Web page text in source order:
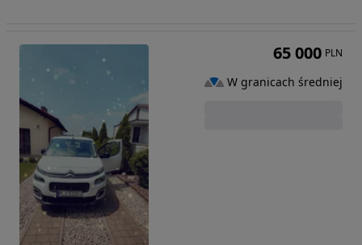
65 000 PLN
W granicach średniej